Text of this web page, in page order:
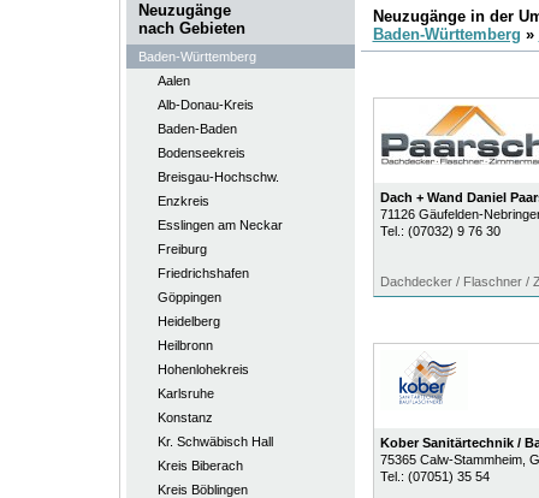
Neuzugänge
nach Gebieten
Baden-Württemberg
Aalen
Alb-Donau-Kreis
Baden-Baden
Bodenseekreis
Breisgau-Hochschw.
Enzkreis
Esslingen am Neckar
Freiburg
Friedrichshafen
Göppingen
Heidelberg
Heilbronn
Hohenlohekreis
Karlsruhe
Konstanz
Kr. Schwäbisch Hall
Kreis Biberach
Kreis Böblingen
Neuzugänge in der
Baden-Württemberg »
Dach + Wand Daniel
71126 Gäufelden-
Tel.: (07032) 9 76 30
Dachdecker / Flaschner /
Kober Sanitärtechnik /
75365 Calw-Stammheim,
Tel.: (07051) 35 54